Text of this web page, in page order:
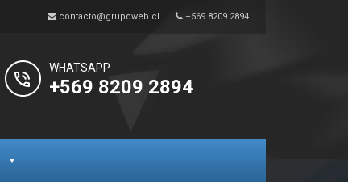
contacto@grupoweb.cl +569 8209 2894
WHATSAPP
+569 8209 2894